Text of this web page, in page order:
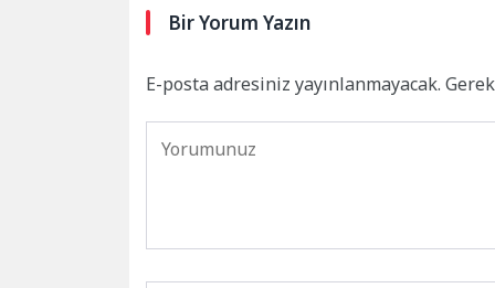
Bir Yorum Yazın
E-posta adresiniz yayınlanmayacak.